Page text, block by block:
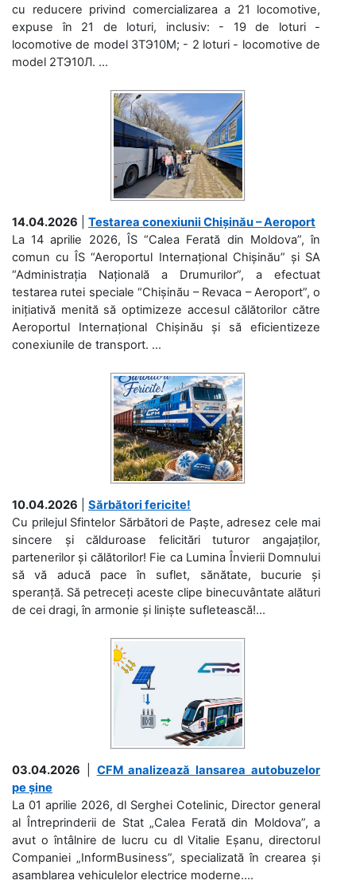
cu reducere privind comercializarea a 21 locomotive,
expuse în 21 de loturi, inclusiv: - 19 de loturi -
locomotive de model 3ТЭ10М; - 2 loturi - locomotive de
model 2ТЭ10Л. ...
14.04.2026
Testarea conexiunii Chișinău – Aeroport
La 14 aprilie 2026, ÎS “Calea Ferată din Moldova”, în
comun cu ÎS “Aeroportul Internațional Chișinău” și SA
“Administrația Națională a Drumurilor”, a efectuat
testarea rutei speciale “Chișinău – Revaca – Aeroport”, o
inițiativă menită să optimizeze accesul călătorilor către
Aeroportul Internațional Chișinău și să eficientizeze
conexiunile de transport. ...
10.04.2026
Sărbători fericite!
Cu prilejul Sfintelor Sărbători de Paște, adresez cele mai
sincere și călduroase felicitări tuturor angajaților,
partenerilor și călătorilor! Fie ca Lumina Învierii Domnului
să vă aducă pace în suflet, sănătate, bucurie și
speranță. Să petreceți aceste clipe binecuvântate alături
de cei dragi, în armonie și liniște sufletească!...
03.04.2026
CFM analizează lansarea autobuzelor
pe șine
La 01 aprilie 2026, dl Serghei Cotelinic, Director general
al Întreprinderii de Stat „Calea Ferată din Moldova”, a
avut o întâlnire de lucru cu dl Vitalie Eșanu, directorul
Companiei „InformBusiness”, specializată în crearea și
asamblarea vehiculelor electrice moderne....